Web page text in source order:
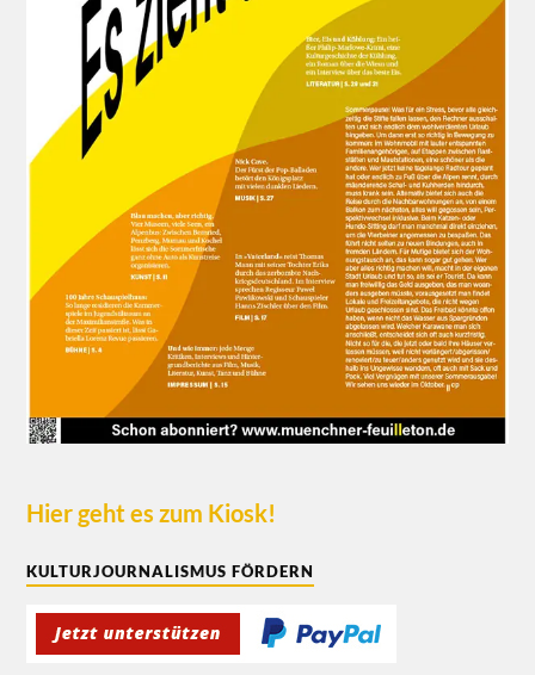
Hier geht es zum Kiosk!
KULTURJOURNALISMUS FÖRDERN